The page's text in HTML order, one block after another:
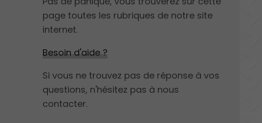
page toutes les rubriques de notre site
internet.​​
Besoin d'aide ?
Si vous ne trouvez pas de réponse à vos
questions, n'hésitez pas à nous
contacter.